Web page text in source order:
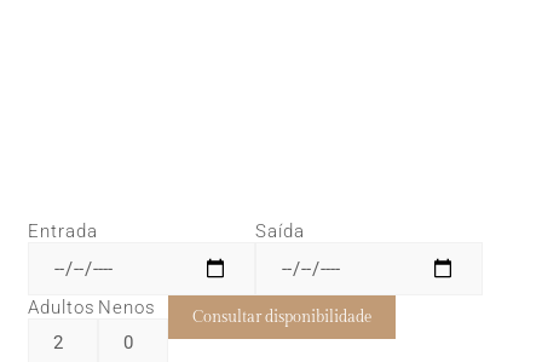
Entrada Saída
Adultos Nenos Consultar disponibilidade